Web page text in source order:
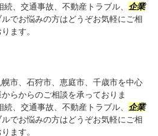
、交通事故、不動産トラブル、 企業
でお悩みの方はどうぞお気軽にご相
ます。
市、石狩市、恵庭市、千歳市を中心
らからのご相談を承っておりま
、交通事故、不動産トラブル、 企業
でお悩みの方はどうぞお気軽にご相
ます。